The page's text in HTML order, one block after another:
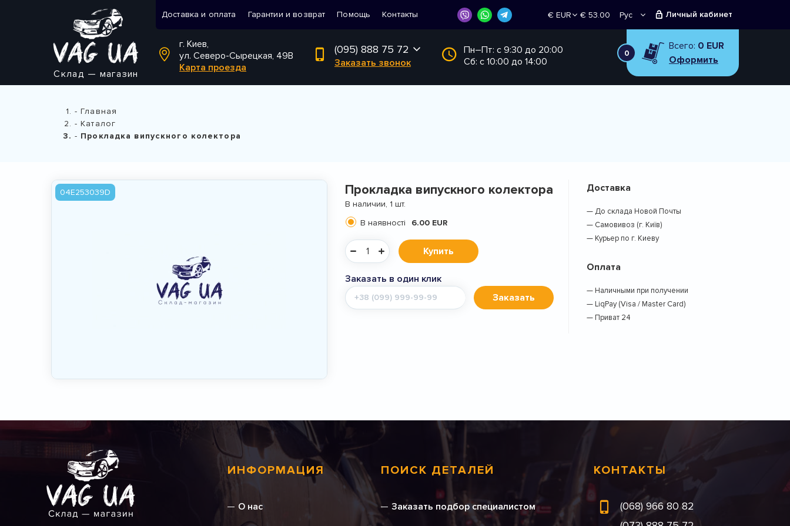
Склад — магазин
Доставка и оплата Гарантии и возврат Помощь Контакты
€ EUR
€ 53.00
Рус Личный кабинет
г. Киев,
ул. Северо-Сырецкая, 49В
Карта проезда
(095) 888 75 72
Заказать звонок
Пн–Пт: с 9:30 до 20:00
Сб: с 10:00 до 14:00
0
Всего: 0 EUR
Оформить
Главная
Каталог
Прокладка випускного колектора
04E253039D Прокладка випускного колектора
В наличии, 1 шт.
В наявності
6.00 EUR
Купить
Заказать в один клик
Мобильный
телефон
Заказать
Доставка
— До склада Новой Почты
— Самовивоз (г. Київ)
— Курьер по г. Киеву
Оплата
— Наличными при получении
— LiqPay (Visa / Master Card)
— Приват 24
ИНФОРМАЦИЯ
О нас
ПОИСК ДЕТАЛЕЙ
Заказать подбор специалистом
КОНТАКТЫ
(068) 966 80 82